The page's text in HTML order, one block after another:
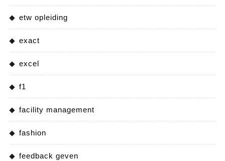
etw opleiding
exact
excel
f1
facility management
fashion
feedback geven